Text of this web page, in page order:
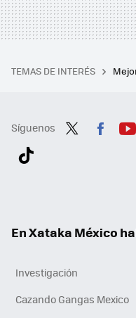
TEMAS DE INTERÉS
Síguenos
En Xataka México
Investigación
Cazando Gangas Mexico